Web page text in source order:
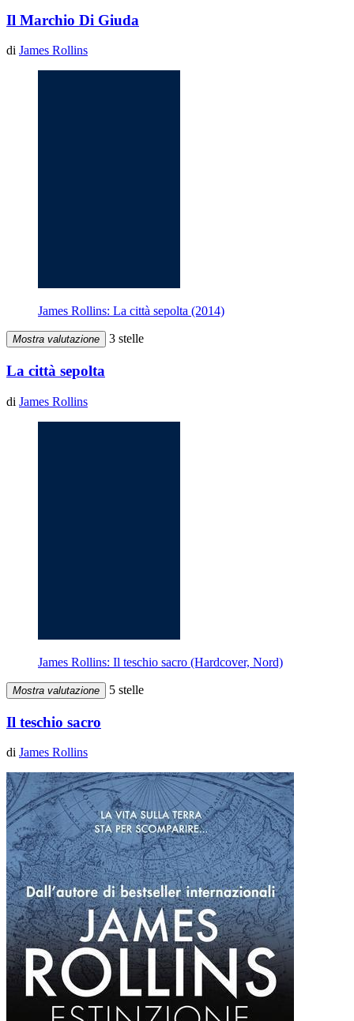
Il Marchio Di Giuda
di James Rollins
James Rollins: La città sepolta (2014)
Mostra valutazione 3 stelle
La città sepolta
di James Rollins
James Rollins: Il teschio sacro (Hardcover, Nord)
Mostra valutazione 5 stelle
Il teschio sacro
di James Rollins